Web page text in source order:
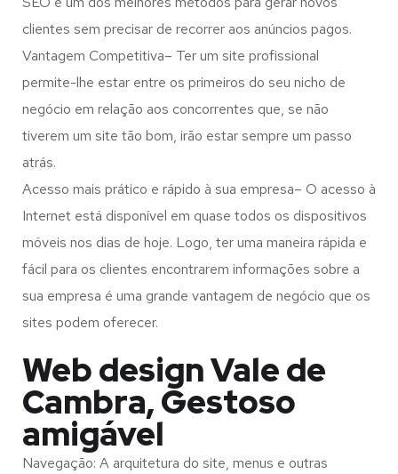
clientes sem precisar de recorrer aos anúncios pagos.
Vantagem Competitiva– Ter um site profissional
permite-lhe estar entre os primeiros do seu nicho de
negócio em relação aos concorrentes que, se não
tiverem um site tão bom, irão estar sempre um passo
atrás.
Acesso mais prático e rápido à sua empresa– O acesso à
Internet está disponível em quase todos os dispositivos
móveis nos dias de hoje. Logo, ter uma maneira rápida e
fácil para os clientes encontrarem informações sobre a
sua empresa é uma grande vantagem de negócio que os
sites podem oferecer.
Web design Vale de
Cambra, Gestoso
amigável
Navegação: A arquitetura do site, menus e outras